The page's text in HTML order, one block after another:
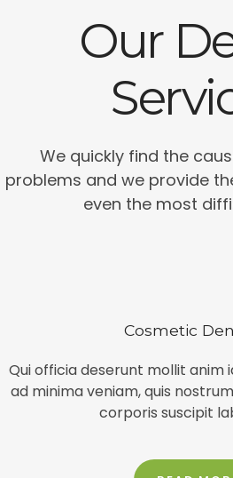
Our
We quickly find the
problems and we provide
even the most
Cosmetic
Qui officia deserunt mollit anim
ad minima veniam, quis
corporis suscipit